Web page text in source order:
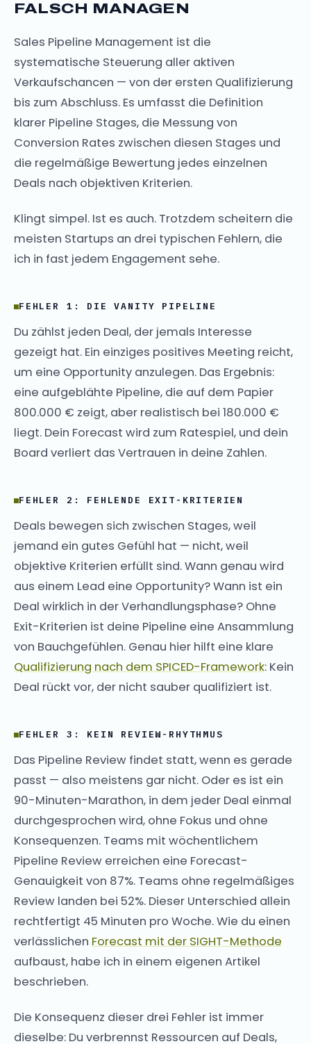
FALSCH MANAGEN
Sales Pipeline Management ist die
systematische Steuerung aller aktiven
Verkaufschancen — von der ersten Qualifizierung
bis zum Abschluss. Es umfasst die Definition
klarer Pipeline Stages, die Messung von
Conversion Rates zwischen diesen Stages und
die regelmäßige Bewertung jedes einzelnen
Deals nach objektiven Kriterien.
Klingt simpel. Ist es auch. Trotzdem scheitern die
meisten Startups an drei typischen Fehlern, die
ich in fast jedem Engagement sehe.
FEHLER 1: DIE VANITY PIPELINE
Du zählst jeden Deal, der jemals Interesse
gezeigt hat. Ein einziges positives Meeting reicht,
um eine Opportunity anzulegen. Das Ergebnis:
eine aufgeblähte Pipeline, die auf dem Papier
800.000 € zeigt, aber realistisch bei 180.000 €
liegt. Dein Forecast wird zum Ratespiel, und dein
Board verliert das Vertrauen in deine Zahlen.
FEHLER 2: FEHLENDE EXIT-KRITERIEN
Deals bewegen sich zwischen Stages, weil
jemand ein gutes Gefühl hat — nicht, weil
objektive Kriterien erfüllt sind. Wann genau wird
aus einem Lead eine Opportunity? Wann ist ein
Deal wirklich in der Verhandlungsphase? Ohne
Exit-Kriterien ist deine Pipeline eine Ansammlung
von Bauchgefühlen. Genau hier hilft eine klare
Qualifizierung nach dem SPICED-Framework: Kein
Deal rückt vor, der nicht sauber qualifiziert ist.
FEHLER 3: KEIN REVIEW-RHYTHMUS
Das Pipeline Review findet statt, wenn es gerade
passt — also meistens gar nicht. Oder es ist ein
90-Minuten-Marathon, in dem jeder Deal einmal
durchgesprochen wird, ohne Fokus und ohne
Konsequenzen. Teams mit wöchentlichem
Pipeline Review erreichen eine Forecast-
Genauigkeit von 87%. Teams ohne regelmäßiges
Review landen bei 52%. Dieser Unterschied allein
rechtfertigt 45 Minuten pro Woche. Wie du einen
verlässlichen Forecast mit der SIGHT-Methode
aufbaust, habe ich in einem eigenen Artikel
beschrieben.
Die Konsequenz dieser drei Fehler ist immer
dieselbe: Du verbrennst Ressourcen auf Deals,